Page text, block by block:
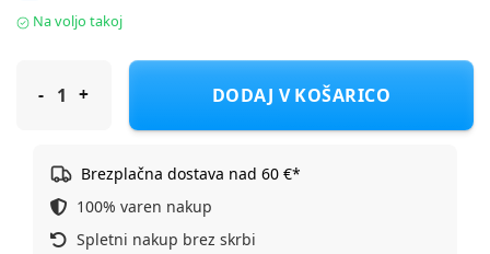
Na voljo takoj
Hot Focus Set za ličenje v torbici Flower
DODAJ V KOŠARICO
Brezplačna dostava nad 60 €*
100% varen nakup
Spletni nakup brez skrbi